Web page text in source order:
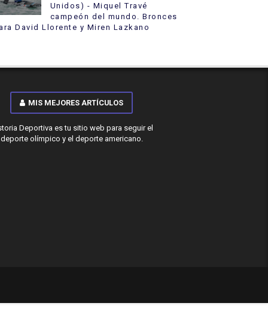
Unidos) - Miquel Travé
campeón del mundo. Bronces
David Llorente y Miren Lazkano
MIS MEJORES ARTÍCULOS
Deportiva es tu sitio web para seguir el
deporte olímpico y el deporte americano.